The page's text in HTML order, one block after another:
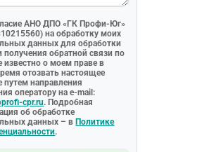
АНО ДПО «ГК Профи-Юг»
на обработку моих
данных для обработки
получения обратной связи по
известно о моем праве в
отозвать настоящее
путем направления
оператору на e-mail:
cpr.ru. Подробная
об обработке
данных – в Политике
.